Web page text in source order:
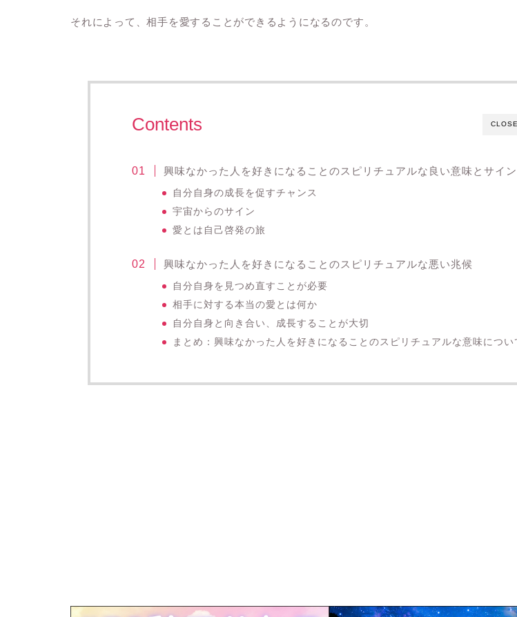
それによって、相手を愛することができるようになるのです。
CLOSE
Contents
興味なかった人を好きになることのスピリチュアルな良い意味とサイン
自分自身の成長を促すチャンス
宇宙からのサイン
愛とは自己啓発の旅
興味なかった人を好きになることのスピリチュアルな悪い兆候
自分自身を見つめ直すことが必要
相手に対する本当の愛とは何か
自分自身と向き合い、成長することが大切
まとめ：興味なかった人を好きになることのスピリチュアルな意味につい